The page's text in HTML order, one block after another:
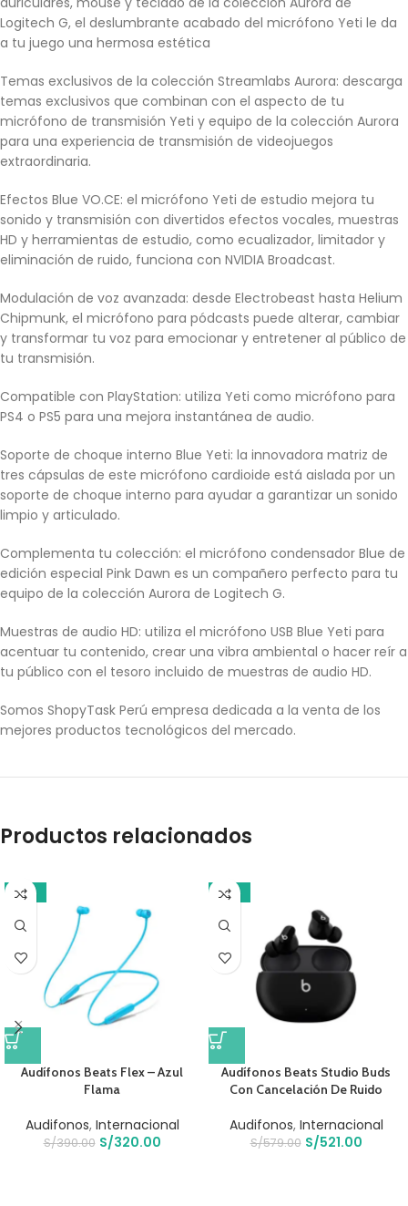
Logitech G, el deslumbrante acabado del micrófono Yeti le da
a tu juego una hermosa estética
Temas exclusivos de la colección Streamlabs Aurora: descarga
temas exclusivos que combinan con el aspecto de tu
micrófono de transmisión Yeti y equipo de la colección Aurora
para una experiencia de transmisión de videojuegos
extraordinaria.
Efectos Blue VO.CE: el micrófono Yeti de estudio mejora tu
sonido y transmisión con divertidos efectos vocales, muestras
HD y herramientas de estudio, como ecualizador, limitador y
eliminación de ruido, funciona con NVIDIA Broadcast.
Modulación de voz avanzada: desde Electrobeast hasta Helium
Chipmunk, el micrófono para pódcasts puede alterar, cambiar
y transformar tu voz para emocionar y entretener al público de
tu transmisión.
Compatible con PlayStation: utiliza Yeti como micrófono para
PS4 o PS5 para una mejora instantánea de audio.
Soporte de choque interno Blue Yeti: la innovadora matriz de
tres cápsulas de este micrófono cardioide está aislada por un
soporte de choque interno para ayudar a garantizar un sonido
limpio y articulado.
Complementa tu colección: el micrófono condensador Blue de
edición especial Pink Dawn es un compañero perfecto para tu
equipo de la colección Aurora de Logitech G.
Muestras de audio HD: utiliza el micrófono USB Blue Yeti para
acentuar tu contenido, crear una vibra ambiental o hacer reír a
tu público con el tesoro incluido de muestras de audio HD.
Somos ShopyTask Perú empresa dedicada a la venta de los
mejores productos tecnológicos del mercado.
Productos relacionados
-18%
Audífonos Beats Flex – Azul
Flama
Audifonos, Internacional
S/390.00 S/320.00
-10%
Audífonos Beats Studio Buds
Con Cancelación De Ruido
Audifonos, Internacional
S/579.00 S/521.00